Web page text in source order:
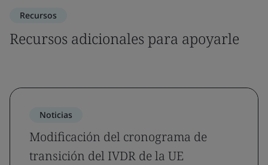
Recursos
Recursos adicionales para apoyarle
Noticias
Modificación del cronograma de
transición del IVDR de la UE